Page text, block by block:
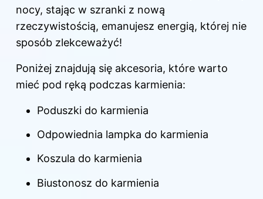
nocy, stając w szranki z nową
rzeczywistością, emanujesz energią, której nie
sposób zlekceważyć!
Poniżej znajdują się akcesoria, które warto
mieć pod ręką podczas karmienia:
Poduszki do karmienia
Odpowiednia lampka do karmienia
Koszula do karmienia
Biustonosz do karmienia